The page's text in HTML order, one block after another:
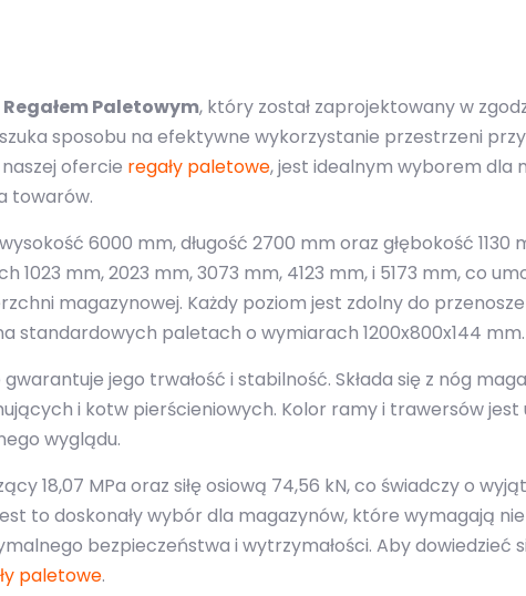
Regałem Paletowym, który został zaprojektowany w
sposobu na efektywne wykorzystanie przestrzeni
ofercie regały paletowe, jest idealnym wyborem dla
towarów.
6000 mm, długość 2700 mm oraz głębokość 1130
1023 mm, 2023 mm, 3073 mm, 4123 mm, i 5173 mm, co
magazynowej. Każdy poziom jest zdolny do
standardowych paletach o wymiarach 1200x800x144 mm.
jego trwałość i stabilność. Składa się z nóg
i kotw pierścieniowych. Kolor ramy i trawersów
wyglądu.
18,07 MPa oraz siłę osiową 74,56 kN, co świadczy o
to doskonały wybór dla magazynów, które wymagają
bezpieczeństwa i wytrzymałości. Aby dowiedzieć
paletowe.